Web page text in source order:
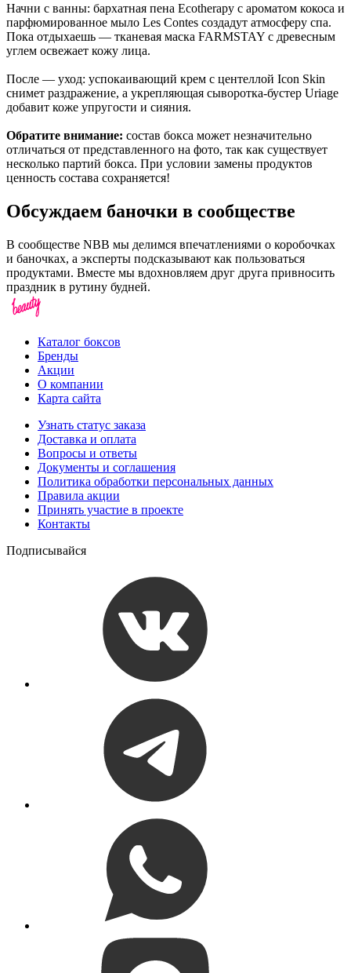
Начни с ванны: бархатная пена Ecotherapy с ароматом кокоса и
парфюмированное мыло Les Contes создадут атмосферу спа.
Пока отдыхаешь — тканевая маска FARMSTAY с древесным
углем освежает кожу лица.
После — уход: успокаивающий крем с центеллой Icon Skin
снимет раздражение, а укрепляющая сыворотка-бустер Uriage
добавит коже упругости и сияния.
Обратите внимание: состав бокса может незначительно
отличаться от представленного на фото, так как существует
несколько партий бокса. При условии замены продуктов
ценность состава сохраняется!
Обсуждаем баночки в сообществе
В сообществе NBB мы делимся впечатлениями о коробочках
и баночках, а эксперты подсказывают как пользоваться
продуктами. Вместе мы вдохновляем друг друга привносить
праздник в рутину будней.
Каталог боксов
Бренды
Акции
О компании
Карта сайта
Узнать статус заказа
Доставка и оплата
Вопросы и ответы
Документы и соглашения
Политика обработки персональных данных
Правила акции
Принять участие в проекте
Контакты
Подписывайся